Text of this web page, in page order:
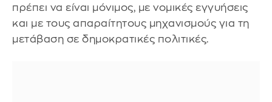
πρέπει να είναι μόνιμος, με νομικές εγγυήσεις
και με τους απαραίτητους μηχανισμούς για τη
μετάβαση σε δημοκρατικές πολιτικές.